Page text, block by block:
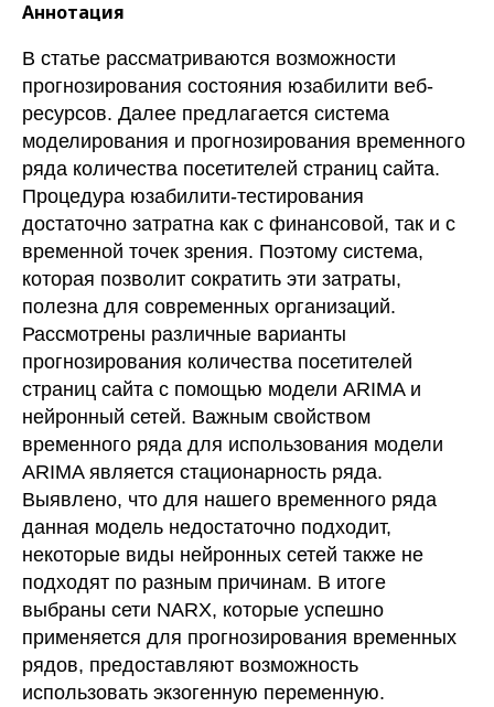
Аннотация
В статье рассматриваются возможности
прогнозирования состояния юзабилити веб-
ресурсов. Далее предлагается система
моделирования и прогнозирования временного
ряда количества посетителей страниц сайта.
Процедура юзабилити-тестирования
достаточно затратна как с финансовой, так и с
временной точек зрения. Поэтому система,
которая позволит сократить эти затраты,
полезна для современных организаций.
Рассмотрены различные варианты
прогнозирования количества посетителей
страниц сайта с помощью модели ARIMA и
нейронный сетей. Важным свойством
временного ряда для использования модели
ARIMA является стационарность ряда.
Выявлено, что для нашего временного ряда
данная модель недостаточно подходит,
некоторые виды нейронных сетей также не
подходят по разным причинам. В итоге
выбраны сети NARX, которые успешно
применяется для прогнозирования временных
рядов, предоставляют возможность
использовать экзогенную переменную.